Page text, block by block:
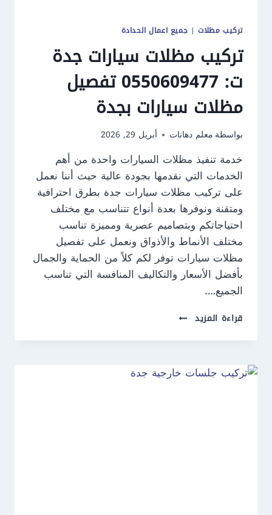
تركيب مظلات| جميع اعمال الحدادة
تركيب مظلات سيارات جدة
ت: 0550609477 تفصيل
مظلات سيارات بجدة
بواسطة معلم دهانات أبريل 29, 2026
خدمة تنفيذ مظلات السيارات واحدة من أهم
الخدمات التي نقدمها بجودة عالية حيث أننا نعمل
على تركيب مظلات سيارات جدة بطرق احترافية
ومتقنة ونوفرها بعدة أنواع تتناسب مع مختلف
احتياجاتكم وبتصاميم عصرية ومميزة تناسب
مختلف الأنماط والأذواق ونعمل على تفصيل
مظلات سيارات توفر لكم كلاً من الحماية والجمال
بأفضل الأسعار والتكاليف المنافسة التي تناسب
الجميع….
قراءة المزيد تركيب
سيارات
0550609477